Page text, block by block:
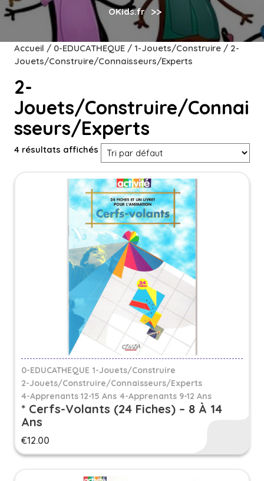
OKids.fr >>
Accueil / 0-EDUCATHEQUE / 1-Jouets/Construire / 2-
Jouets/Construire/Connaisseurs/Experts
2-
Jouets/Construire/Connai
sseurs/Experts
4 résultats affichés
0-EDUCATHEQUE 1-Jouets/Construire
2-Jouets/Construire/Connaisseurs/Experts
4-Apprenants 12-15 Ans 4-Apprenants 9-12 Ans
* Cerfs-Volants (24 Fiches) – 8 À 14
Ans
€12.00